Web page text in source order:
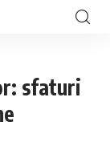
sfaturi